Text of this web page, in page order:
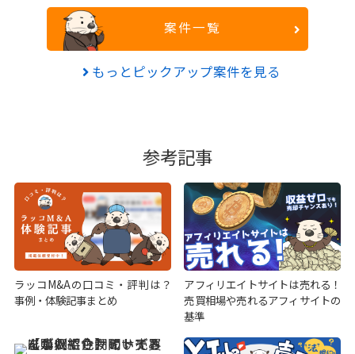
案件一覧
もっとピックアップ案件を見る
参考記事
ラッコM&Aの口コミ・評判は？
事例・体験記事まとめ
アフィリエイトサイトは売れる！
売買相場や売れるアフィサイトの
基準